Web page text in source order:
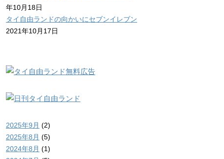
年10月18日
タイ自由ランドの向かいにセブンイレブン
2021年10月17日
2025年9月 (2)
2025年8月 (5)
2024年8月 (1)